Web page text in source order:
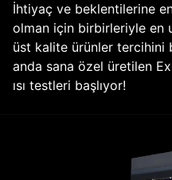
İhtiyaç ve beklentilerine
olman için birbirleriyle en
üst kalite ürünler tercihini
anda sana özel üretilen
ısı testleri başlıyor!